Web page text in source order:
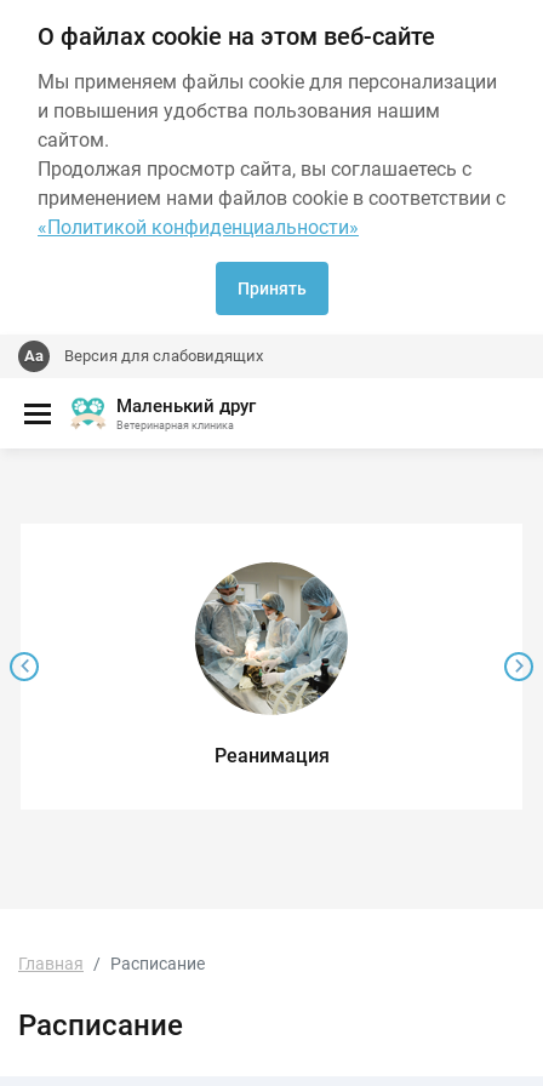
О файлах cookie на этом веб-сайте
Мы применяем файлы cookie для персонализации
и повышения удобства пользования нашим
сайтом.
Продолжая просмотр сайта, вы соглашаетесь с
применением нами файлов cookie в соответствии с
«Политикой конфиденциальности»
Принять
Версия для слабовидящих
Маленький друг
Ветеринарная клиника
Реанимация
Главная Расписание
Расписание